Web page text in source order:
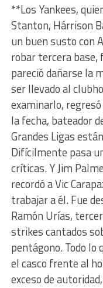
**Los Yankees,
Stanton, Hárrison
un buen susto con
robar tercera base,
pareció dañarse la
ser llevado al
examinarlo,
la fecha, bateador
Grandes Ligas
Difícilmente pasa
críticas. Y Jim
recordó a Vic
trabajar a él. Fue
Ramón Urías,
strikes cantados
pentágono. Todo lo
el casco frente al
exceso de